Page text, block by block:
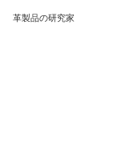
革製品の研究家